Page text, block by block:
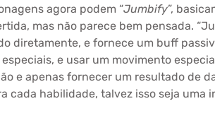
agora podem “Jumbify”,
mas não parece bem pensada.
diretamente, e fornece um buff
e usar um movimento
e apenas fornecer um resultado de
cada habilidade, talvez isso seja uma